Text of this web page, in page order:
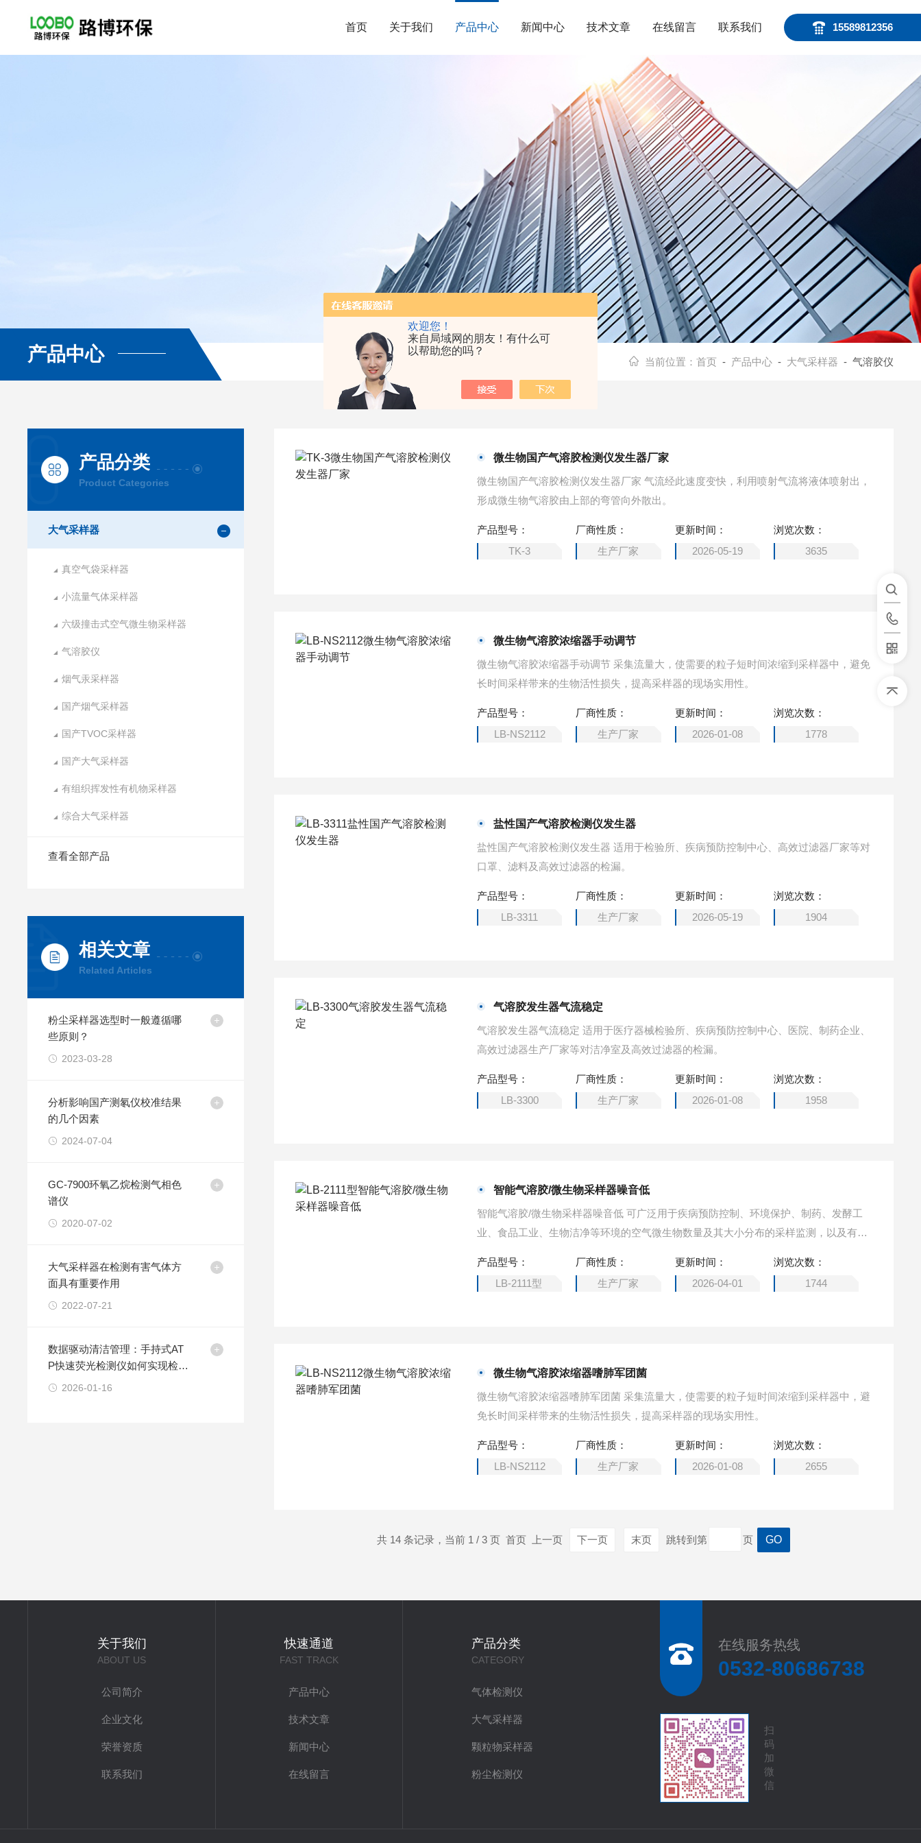
欢迎您！
来自局域网的朋友！有什么可
以帮助您的吗？
15589812356
首页 关于我们 产品中心 新闻中心 技术文章 在线留言 联系我们
产品中心 当前位置： 首页 - 产品中心- 大气采样器 - 气溶胶仪
产品分类
Product Categories
大气采样器
真空气袋采样器
小流量气体采样器
六级撞击式空气微生物采样器
气溶胶仪
烟气汞采样器
国产烟气采样器
国产TVOC采样器
国产大气采样器
有组织挥发性有机物采样器
综合大气采样器
查看全部产品
相关文章
Related Articles
粉尘采样器选型时一般遵循哪
些原则？
2023-03-28
分析影响国产测氡仪校准结果
的几个因素
2024-07-04
GC-7900环氧乙烷检测气相色
谱仪
2020-07-02
大气采样器在检测有害气体方
面具有重要作用
2022-07-21
数据驱动清洁管理：手持式AT
P快速荧光检测仪如何实现检测
结果的可追溯与智能分析？
2026-01-16
微生物国产气溶胶检测仪发生器厂家
微生物国产气溶胶检测仪发生器厂家 气流经此速度变快，利用喷射气流将液体喷射出，
形成微生物气溶胶由上部的弯管向外散出。
产品型号：
TK-3
厂商性质：
生产厂家
更新时间：
2026-05-19
浏览次数：
3635
微生物气溶胶浓缩器手动调节
微生物气溶胶浓缩器手动调节 采集流量大，使需要的粒子短时间浓缩到采样器中，避免
长时间采样带来的生物活性损失，提高采样器的现场实用性。
产品型号：
LB-NS2112
厂商性质：
生产厂家
更新时间：
2026-01-08
浏览次数：
1778
盐性国产气溶胶检测仪发生器
盐性国产气溶胶检测仪发生器 适用于检验所、疾病预防控制中心、高效过滤器厂家等对
口罩、滤料及高效过滤器的检漏。
产品型号：
LB-3311
厂商性质：
生产厂家
更新时间：
2026-05-19
浏览次数：
1904
气溶胶发生器气流稳定
气溶胶发生器气流稳定 适用于医疗器械检验所、疾病预防控制中心、医院、制药企业、
高效过滤器生产厂家等对洁净室及高效过滤器的检漏。
产品型号：
LB-3300
厂商性质：
生产厂家
更新时间：
2026-01-08
浏览次数：
1958
智能气溶胶/微生物采样器噪音低
智能气溶胶/微生物采样器噪音低 可广泛用于疾病预防控制、环境保护、制药、发酵工
业、食品工业、生物洁净等环境的空气微生物数量及其大小分布的采样监测，以及有关
措施提供科学依据。
产品型号：
LB-2111型
厂商性质：
生产厂家
更新时间：
2026-04-01
浏览次数：
1744
微生物气溶胶浓缩器嗜肺军团菌
微生物气溶胶浓缩器嗜肺军团菌 采集流量大，使需要的粒子短时间浓缩到采样器中，避
免长时间采样带来的生物活性损失，提高采样器的现场实用性。
产品型号：
LB-NS2112
厂商性质：
生产厂家
更新时间：
2026-01-08
浏览次数：
2655
共 14 条记录，当前 1 / 3 页 首页 上一页 下一页 末页 跳转到第 页
关于我们
ABOUT US
公司简介
企业文化
荣誉资质
联系我们
快速通道
FAST TRACK
产品中心
技术文章
新闻中心
在线留言
产品分类
CATEGORY
气体检测仪
大气采样器
颗粒物采样器
粉尘检测仪
在线服务热线
0532-80686738
扫
码
加
微
信